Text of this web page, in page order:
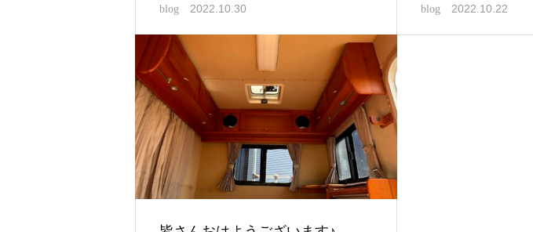
blog 2022.10.30 blog 2022.10.22